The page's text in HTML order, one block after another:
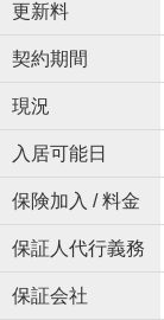
更新料
契約期間
現況
入居可能日
保険加入 / 料金
保証人代行義務
保証会社